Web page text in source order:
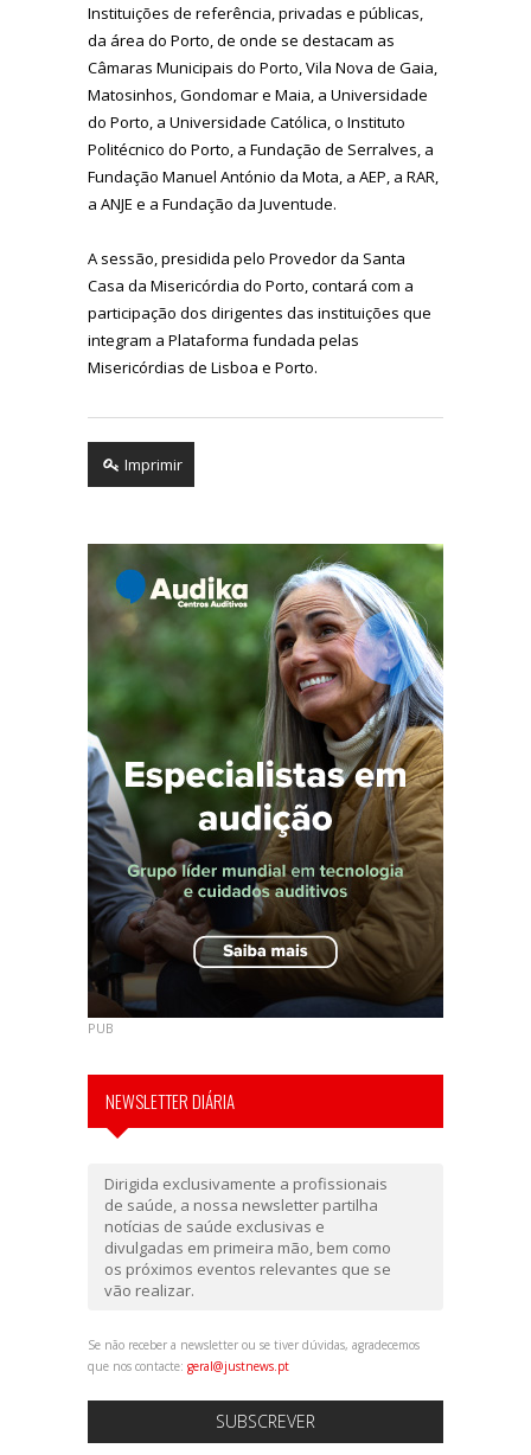
Instituições de referência, privadas e públicas,
da área do Porto, de onde se destacam as
Câmaras Municipais do Porto, Vila Nova de Gaia,
Matosinhos, Gondomar e Maia, a Universidade
do Porto, a Universidade Católica, o Instituto
Politécnico do Porto, a Fundação de Serralves, a
Fundação Manuel António da Mota, a AEP, a RAR,
a ANJE e a Fundação da Juventude.
A sessão, presidida pelo Provedor da Santa
Casa da Misericórdia do Porto, contará com a
participação dos dirigentes das instituições que
integram a Plataforma fundada pelas
Misericórdias de Lisboa e Porto.
Imprimir
PUB
NEWSLETTER DIÁRIA
Dirigida exclusivamente a profissionais
de saúde, a nossa newsletter partilha
notícias de saúde exclusivas e
divulgadas em primeira mão, bem como
os próximos eventos relevantes que se
vão realizar.
Se não receber a newsletter ou se tiver dúvidas, agradecemos
que nos contacte: geral@justnews.pt
SUBSCREVER